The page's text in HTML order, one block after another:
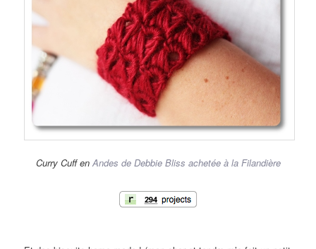
Curry Cuff en Andes de Debbie Bliss achetée à la Filandière